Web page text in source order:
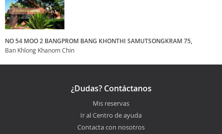
NO 54 MOO 2 BANGPROM BANG KHONTHI SAMUTSONGKRAM 75,
Ban Khlong Khanom Chin
¿Dudas? Contáctanos
Mis reservas
Ir al Centro de ayuda
Contacta con nosotros